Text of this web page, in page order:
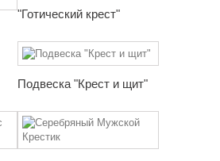
"Готический крест"
Подвеска "Крест и щит"